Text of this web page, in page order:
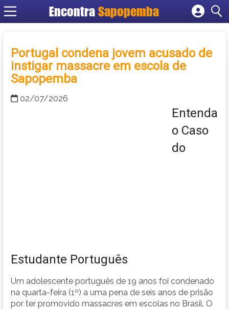
Encontra Sapopemba
Cadastrar empresa
Criar conta
Portugal condena jovem acusado de
instigar massacre em escola de
Sapopemba
02/07/2026
Entenda
o Caso
do
Estudante Português
Um adolescente português de 19 anos foi condenado
na quarta-feira (1º) a uma pena de seis anos de prisão
por ter promovido massacres em escolas no Brasil. O